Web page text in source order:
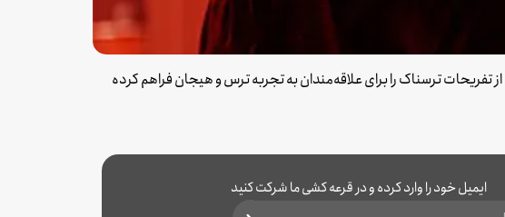
تفریحات ترسناک را برای علاقه‌مندان به تجربه ترس و هیجان فراهم کرده
ایمیل خود را وارد کرده و در قرعه کشی ما شرکت کنید